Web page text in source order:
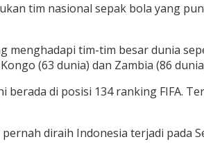
tim nasional sepak bola yang
menghadapi tim-tim besar dunia
(63 dunia) dan Zambia (86
berada di posisi 134 ranking FIFA.
diraih Indonesia terjadi pada